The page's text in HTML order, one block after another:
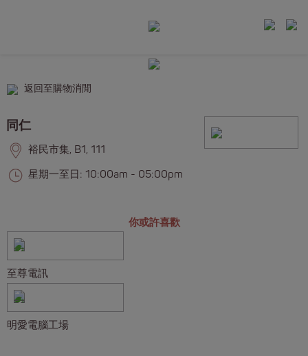
返回至購物消閒
同仁
裕民市集, B1, 111
星期一至日: 10:00am - 05:00pm
你或許喜歡
至尊電訊
明愛電腦工場